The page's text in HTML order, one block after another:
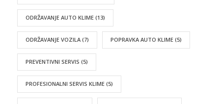
ODRŽAVANJE AUTO KLIME (13)
ODRŽAVANJE VOZILA (7) POPRAVKA AUTO KLIME (5)
PREVENTIVNI SERVIS (5)
PROFESIONALNI SERVIS KLIME (5)